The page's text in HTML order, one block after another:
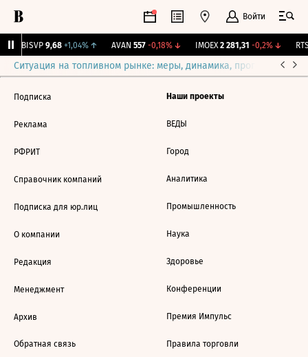
Войти
BISVP 9,68 +1,04%↑ AVAN 557 -0,18%↓ IMOEX 2 281,31 -0,2%↓ RTSI
Ситуация на топливном рынке: меры, динамика, прогнозы
Подписка
Реклама
РФРИТ
Справочник компаний
Подписка для юр.лиц
О компании
Редакция
Менеджмент
Архив
Обратная связь
Наши проекты
ВЕДЫ
Город
Аналитика
Промышленность
Наука
Здоровье
Конференции
Премия Импульс
Правила торговли